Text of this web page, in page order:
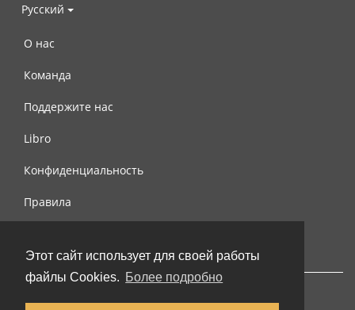
Этот сайт использует для своей работы
файлы Cookies. Более подробно
Русский
О нас
Команда
Поддержите нас
Libro
Конфиденциальность
Правила